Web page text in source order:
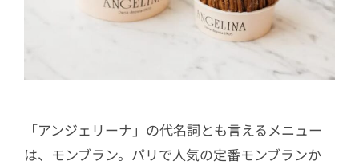
「アンジェリーナ」の代名詞とも言えるメニュー
は、モンブラン。パリで人気の定番モンブランか